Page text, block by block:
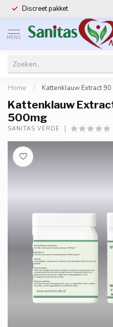
Discreet pakket
MENU
Home / Kattenklauw Extract
Kattenklauw
500mg
SANITAS VERDE